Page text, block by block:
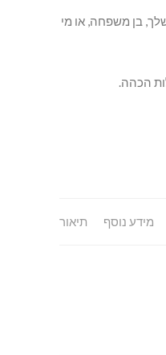
בן משפחה, או מי
הכהה.
תיאור מידע נוסף